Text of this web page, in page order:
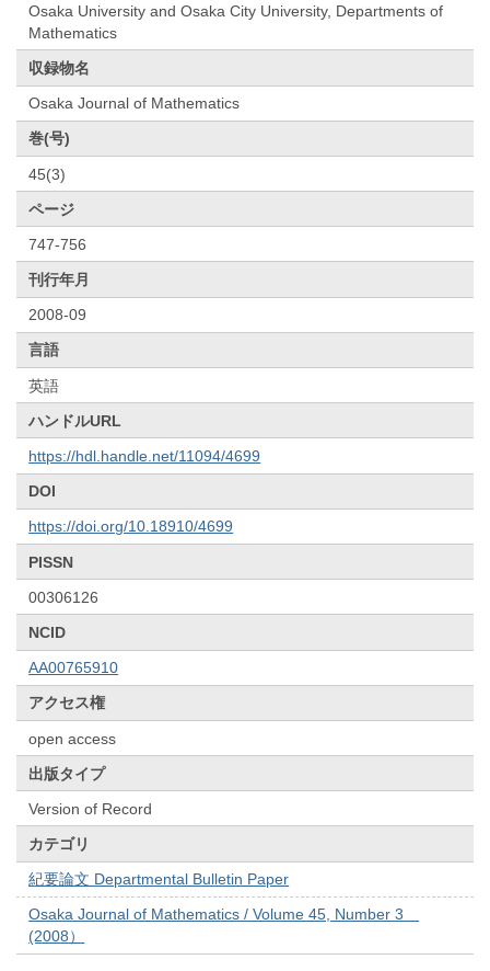
Osaka University and Osaka City University, Departments of
Mathematics
収録物名
Osaka Journal of Mathematics
巻(号)
45(3)
ページ
747-756
刊行年月
2008-09
言語
英語
ハンドルURL
https://hdl.handle.net/11094/4699
DOI
https://doi.org/10.18910/4699
PISSN
00306126
NCID
AA00765910
アクセス権
open access
出版タイプ
Version of Record
カテゴリ
紀要論文 Departmental Bulletin Paper
Osaka Journal of Mathematics / Volume 45, Number 3
(2008）